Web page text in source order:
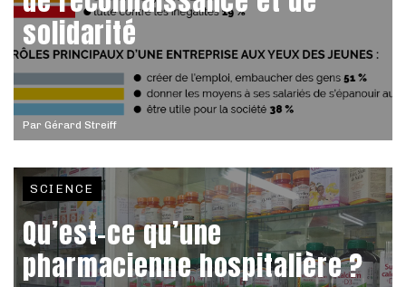
Par Gérard Streiff
solidarité
SCIENCE
Qu’est-ce qu’une
pharmacienne hospitalière ?